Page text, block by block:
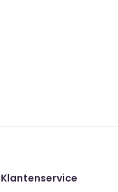
Klantenservice